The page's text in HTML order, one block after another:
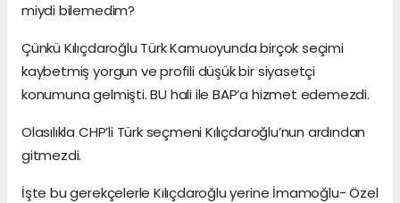
miydi bilemedim?
Çünkü Kılıçdaroğlu Türk Kamuoyunda birçok seçimi
kaybetmiş yorgun ve profili düşük bir siyasetçi
konumuna gelmişti. BU hali ile BAP’a hizmet edemezdi.
Olasılıkla CHP’li Türk seçmeni Kılıçdaroğlu’nun ardından
gitmezdi.
İşte bu gerekçelerle Kılıçdaroğlu yerine İmamoğlu- Özel